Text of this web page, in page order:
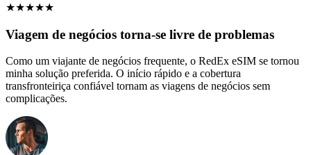
★★★★★
Viagem de negócios torna-se livre de problemas
Como um viajante de negócios frequente, o RedEx eSIM se tornou
minha solução preferida. O início rápido e a cobertura
transfronteiriça confiável tornam as viagens de negócios sem
complicações.